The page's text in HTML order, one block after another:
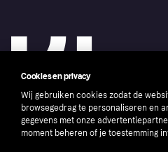
Cookies en privacy
Wij gebruiken cookies zodat de
browsegedrag te personaliseren en
gegevens met onze
moment beheren of je toestemming